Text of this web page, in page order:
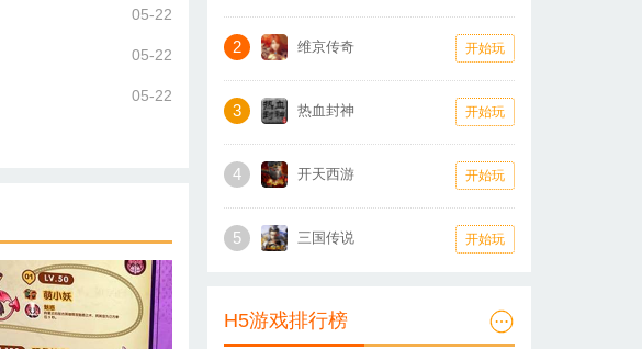
05-22
05-22
05-22
2 维京传奇 开始玩
3 热血封神 开始玩
4 开天西游 开始玩
5 三国传说 开始玩
H5游戏排行榜